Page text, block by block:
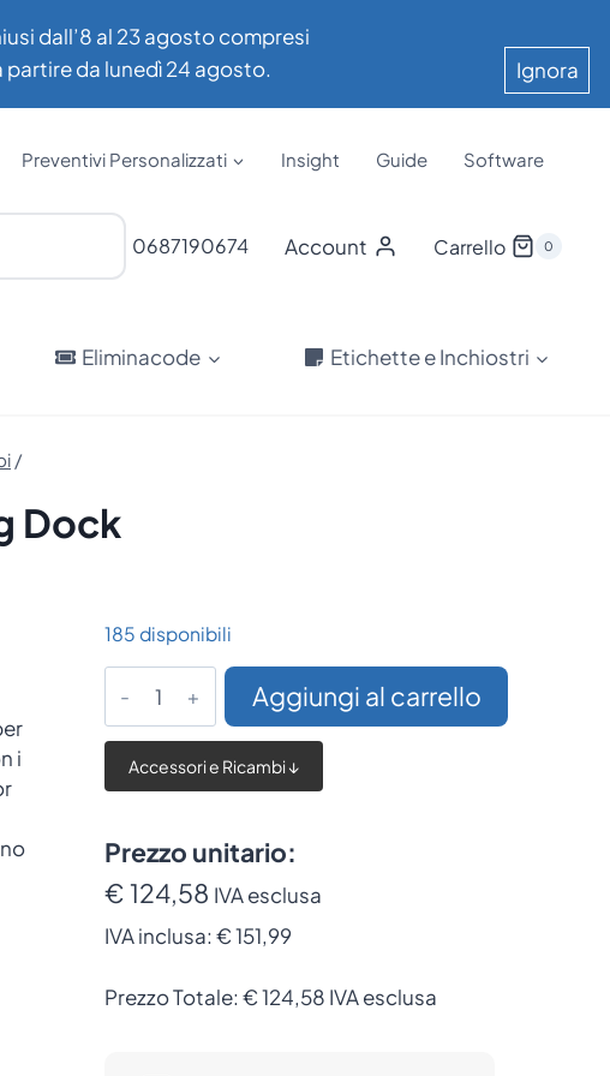
dall’8 al 23 agosto compresi
da lunedì 24 agosto.
Ignora
Preventivi Personalizzati Insight Guide Software
0687190674 Account Carrello 0
Eliminacode Etichette e Inchiostri
/
Dock
i
185 disponibili
Charging
Dock
Aggiungi al carrello
Accessori e Ricambi ↓
Prezzo unitario:
€ 124,58 IVA esclusa
IVA inclusa: € 151,99
Prezzo Totale: €124,58 IVA esclusa